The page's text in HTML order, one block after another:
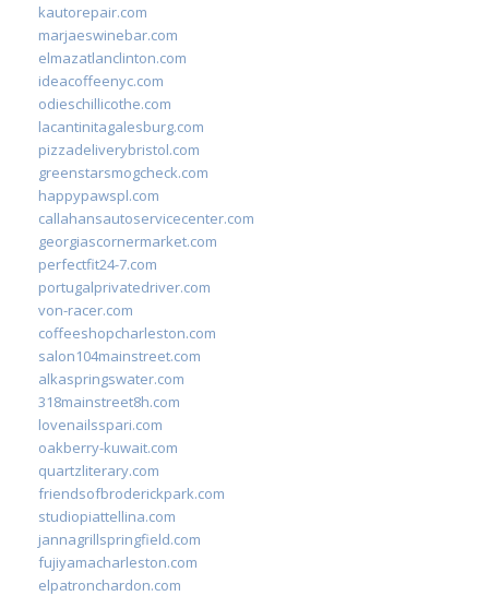
kautorepair.com
marjaeswinebar.com
elmazatlanclinton.com
ideacoffeenyc.com
odieschillicothe.com
lacantinitagalesburg.com
pizzadeliverybristol.com
greenstarsmogcheck.com
happypawspl.com
callahansautoservicecenter.com
georgiascornermarket.com
perfectfit24-7.com
portugalprivatedriver.com
von-racer.com
coffeeshopcharleston.com
salon104mainstreet.com
alkaspringswater.com
318mainstreet8h.com
lovenailsspari.com
oakberry-kuwait.com
quartzliterary.com
friendsofbroderickpark.com
studiopiattellina.com
jannagrillspringfield.com
fujiyamacharleston.com
elpatronchardon.com